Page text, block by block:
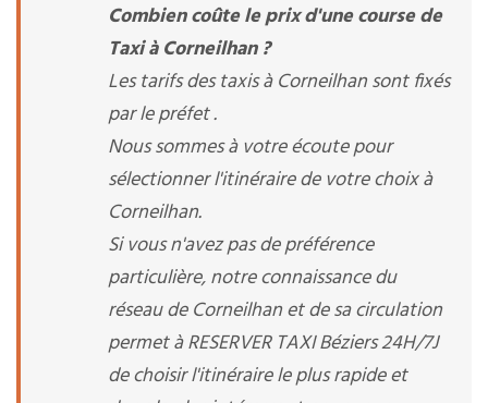
Combien coûte le prix d'une course de
Taxi à Corneilhan ?
Les tarifs des taxis à Corneilhan sont fixés
par le préfet .
Nous sommes à votre écoute pour
sélectionner l'itinéraire de votre choix à
Corneilhan.
Si vous n'avez pas de préférence
particulière, notre connaissance du
réseau de Corneilhan et de sa circulation
permet à RESERVER TAXI Béziers 24H/7J
de choisir l'itinéraire le plus rapide et